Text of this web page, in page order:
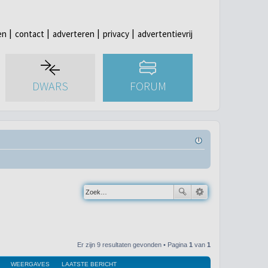
contact adverteren privacy advertentievrij
DWARS FORUM
Er zijn 9 resultaten gevonden • Pagina 1 van 1
WEERGAVES LAATSTE BERICHT